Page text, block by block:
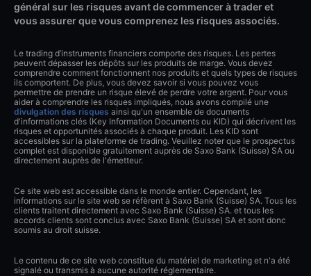
général sur les risques avant de commencer à trader et
vous assurer que vous comprenez les risques associés.
Le trading d’instruments financiers comporte des risques. Les pertes
peuvent dépasser les dépôts sur les produits de marge. Vous devez
comprendre comment fonctionnent nos produits et quels types de risques
ils comportent. De plus, vous devez savoir si vous pouvez vous
permettre de prendre un risque élevé de perdre votre argent. Pour vous
aider à comprendre les risques impliqués, nous avons compilé une
divulgation des risques ainsi qu'un ensemble de documents
d'informations clés (Key Information Documents ou KID) qui décrivent les
risques et opportunités associés à chaque produit. Les KID sont
accessibles sur la plateforme de trading. Veuillez noter que le prospectus
complet est disponible gratuitement auprès de Saxo Bank (Suisse) SA ou
directement auprès de l'émetteur.
Ce site web est accessible dans le monde entier. Cependant, les
informations sur le site web se réfèrent à Saxo Bank (Suisse) SA. Tous les
clients traitent directement avec Saxo Bank (Suisse) SA. et tous les
accords clients sont conclus avec Saxo Bank (Suisse) SA et sont donc
soumis au droit suisse.
Le contenu de ce site web constitue du matériel de marketing et n'a été
signalé ou transmis à aucune autorité réglementaire.